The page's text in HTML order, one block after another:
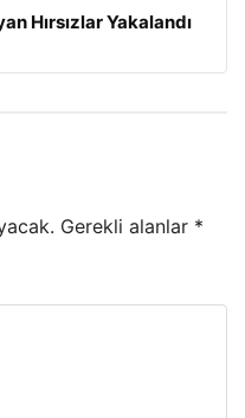
Hırsızlar Yakalandı
Gerekli alanlar *